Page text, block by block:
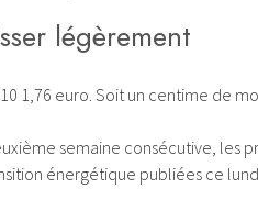
légèrement
1,76 euro. Soit un centime de
semaine consécutive, les
énergétique publiées ce